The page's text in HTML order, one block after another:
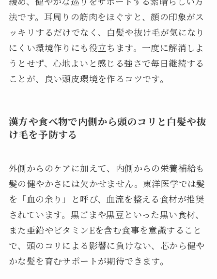
法です。耳周りの筋肉をほぐすと、顔の印象がス
ッキリするだけでなく、白髪や抜け毛が気になり
にくい環境作りにも役立ちます。一度に解消しよ
うとせず、心地よいと感じる強さで毎日継続する
ことが、良い頭皮環境を作るコツです。
漢方や食べ物で内側から頭のコリと白髪や抜
け毛を予防する
外側からのケアに加えて、内側からの栄養補給も
髪の健やかさには欠かせません。東洋医学では髪
を「血の余り」と呼び、血流を整える食材が推奨
されています。黒ごまや黒豆といった黒い食材、
また亜鉛やビタミンEを含む食事を意識すること
で、頭のコリによる影響に負けない、芯から健や
かな髪を育むサポートが期待できます。